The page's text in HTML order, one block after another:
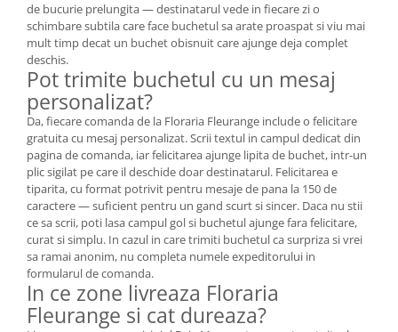
de bucurie prelungita — destinatarul vede in fiecare zi o
schimbare subtila care face buchetul sa arate proaspat si viu mai
mult timp decat un buchet obisnuit care ajunge deja complet
deschis.
Pot trimite buchetul cu un mesaj
personalizat?
Da, fiecare comanda de la Floraria Fleurange include o felicitare
gratuita cu mesaj personalizat. Scrii textul in campul dedicat din
pagina de comanda, iar felicitarea ajunge lipita de buchet, intr-un
plic sigilat pe care il deschide doar destinatarul. Felicitarea e
tiparita, cu format potrivit pentru mesaje de pana la 150 de
caractere — suficient pentru un gand scurt si sincer. Daca nu stii
ce sa scrii, poti lasa campul gol si buchetul ajunge fara felicitare,
curat si simplu. In cazul in care trimiti buchetul ca surpriza si vrei
sa ramai anonim, nu completa numele expeditorului in
formularul de comanda.
In ce zone livreaza Floraria
Fleurange si cat dureaza?